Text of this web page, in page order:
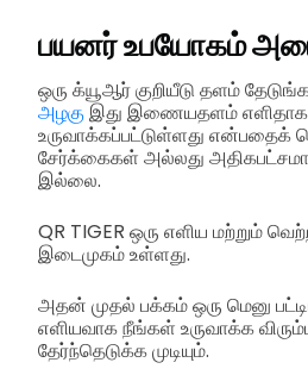
பயனர் உபயோகம்
ஒரு க்யூஆர் குறியீடு தளம்
அழகுஇது இணையதளம் எளிதாக
உருவாக்கப்பட்டுள்ளது
சேர்க்கைகள் அல்லது
இல்லை.
QR TIGER ஒரு எளிய மற்றும்
இடைமுகம் உள்ளது.
அதன் முதல் பக்கம் ஒரு மெனு
எளியவாக நீங்கள் உருவாக்க
தேர்ந்தெடுக்க முடியும்.